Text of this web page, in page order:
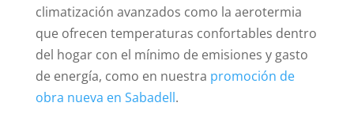
climatización avanzados como la aerotermia
que ofrecen temperaturas confortables dentro
del hogar con el mínimo de emisiones y gasto
de energía, como en nuestra promoción de
obra nueva en Sabadell.